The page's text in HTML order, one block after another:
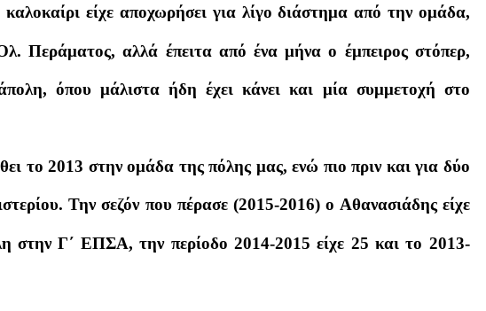
είχε αποχωρήσει για λίγο διάστημα από την ομάδα,
Περάματος, αλλά έπειτα από ένα μήνα ο έμπειρος στόπερ,
όπου μάλιστα ήδη έχει κάνει και μία συμμετοχή στο
το 2013 στην ομάδα της πόλης μας, ενώ πιο πριν και για δύο
Την σεζόν που πέρασε (2015-2016) ο Αθανασιάδης είχε
στην Γ΄ ΕΠΣΑ, την περίοδο 2014-2015 είχε 25 και το 2013-